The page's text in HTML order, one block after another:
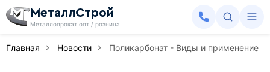
МеталлСтрой
Металлопрокат опт / розница
Главная Новости Поликарбонат - Виды и применение